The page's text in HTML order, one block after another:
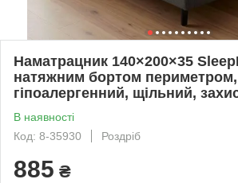
Наматрацник 140×200×35
натяжним бортом периметром,
гіпоалергенний, щільний,
В наявності
Код: 8-35930
Роздріб
885 ₴